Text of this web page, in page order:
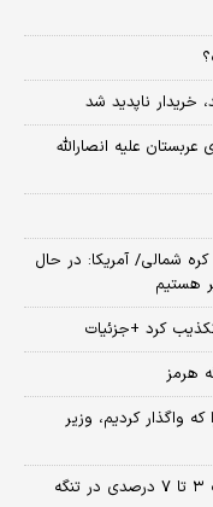
علیه انصارالله
شمالی/ آمریکا: در حال
هستیم
کرد +جزئیات
هرمز
واگذار کردیم، وزیر
رویترز: ایران و عمان برای تعیین تعرفه ترانزیت ۳ تا ۷ درصدی در تنگه